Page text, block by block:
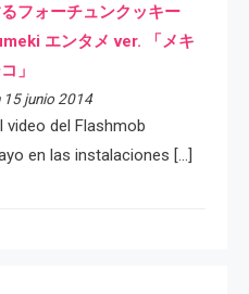
フォーチュンクッキー
エンタメ ver. 「メキ
」
15 junio 2014
del Flashmob
en las instalaciones […]